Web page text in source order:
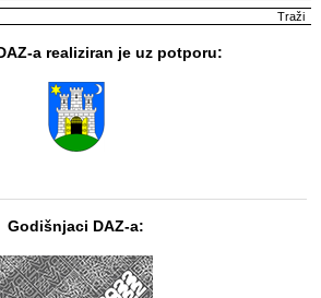
a realiziran je uz potporu:
Godišnjaci DAZ-a: